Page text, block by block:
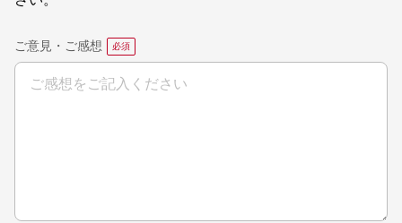
ご意見・ご感想